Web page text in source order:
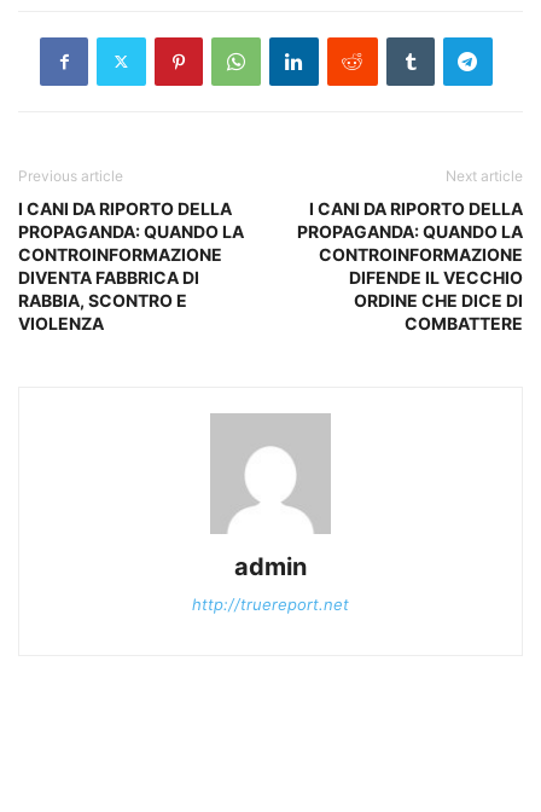
Previous article
I CANI DA RIPORTO DELLA
PROPAGANDA: QUANDO LA
CONTROINFORMAZIONE
DIVENTA FABBRICA DI
RABBIA, SCONTRO E
VIOLENZA
Next article
I CANI DA RIPORTO DELLA
PROPAGANDA: QUANDO LA
CONTROINFORMAZIONE
DIFENDE IL VECCHIO
ORDINE CHE DICE DI
COMBATTERE
admin
http://truereport.net